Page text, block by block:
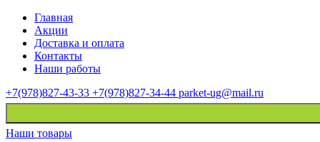
Главная
Акции
Доставка и оплата
Контакты
Наши работы
+7(978)827-43-33 +7(978)827-34-44 parket-ug@mail.ru
Наши товары